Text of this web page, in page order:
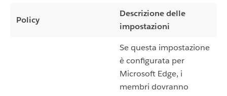
Policy
Descrizione delle
impostazioni
Se questa impostazione
è configurata per
Microsoft Edge, i
membri dovranno